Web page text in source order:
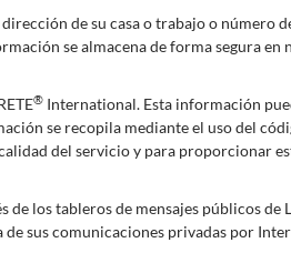
de su casa o trabajo o número
se almacena de forma segura en
® International. Esta información
se recopila mediante el uso del
del servicio y para proporcionar
los tableros de mensajes públicos de
sus comunicaciones privadas por